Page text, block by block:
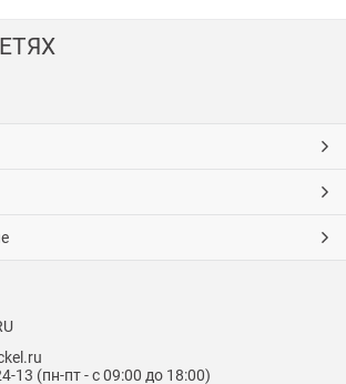
13 (пн-пт - с 09:00 до 18:00)